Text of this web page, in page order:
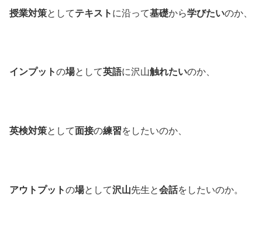
授業対策としてテキスト に沿って基礎から学びたいのか、
インプットの場として英語に沢山触れたいのか、
英検対策として面接の練習をしたいのか、
アウトプットの場として沢山先生と会話をしたいのか。